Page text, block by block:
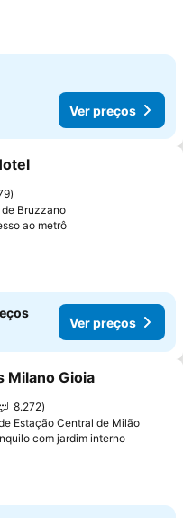
Ver preços
aos favoritos
Bruzzano
ao metrôVer preços
Ver preços
aos favoritos
Milano Gioia
8.272
Estação Central de Milão
com jardim internoVer